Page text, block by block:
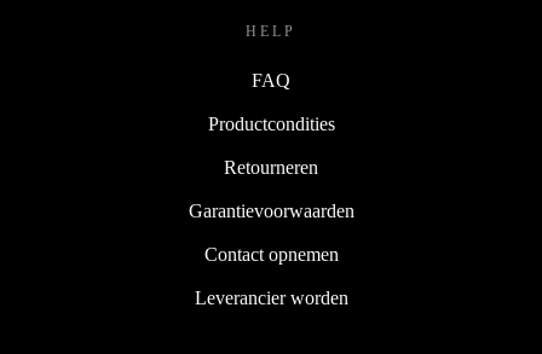
HELP
FAQ
Productcondities
Retourneren
Garantievoorwaarden
Contact opnemen
Leverancier worden